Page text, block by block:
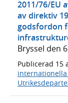
2011/76/EU
av direktiv
godsfordon
Bryssel den
Publicerad 15